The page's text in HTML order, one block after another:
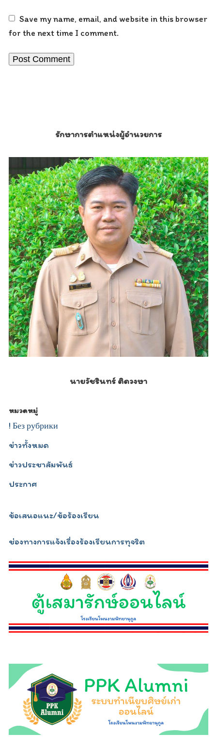
Save my name, email, and website in this browser
for the next time I comment.
รักษาการตำแหน่งผู้อำนวยการ
นายวัชรินทร์ ติดวงษา
หมวดหมู่
! Без рубрики
ข่าวทั้งหมด
ข่าวประชาสัมพันธ์
ประกาศ
ข้อเสนอแนะ/ข้อร้องเรียน
ช่องทางการแจ้งเรื่องร้องเรียนการทุจริต